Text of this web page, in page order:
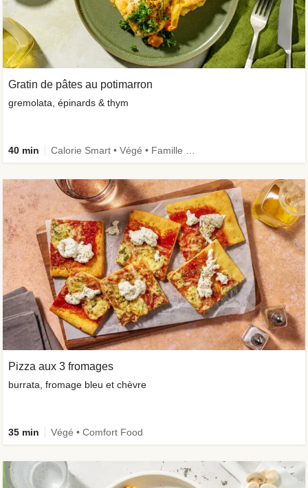
Gratin de pâtes au potimarron
gremolata, épinards & thym
40 min
Pizza aux 3 fromages
burrata, fromage bleu et chèvre
35 min Végé • Comfort Food